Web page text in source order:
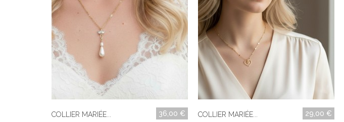
COLLIER MARIÉE... 36,00 € COLLIER MARIÉE... 29,00 €